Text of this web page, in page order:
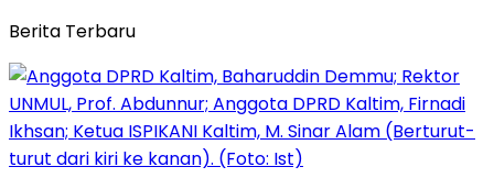
Berita Terbaru